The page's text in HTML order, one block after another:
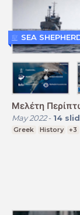
Μελέτη
May 2022- 14
Greek History +3
SEA